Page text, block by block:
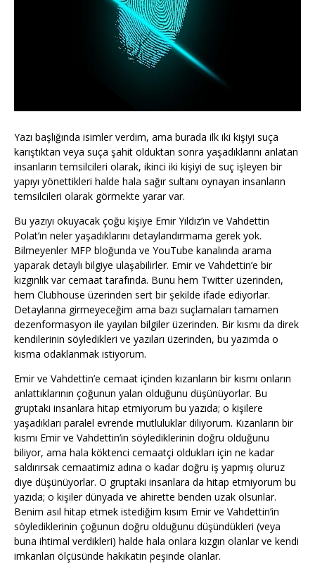
Yazı başlığında isimler verdim, ama burada ilk iki kişiyi suça
karıştıktan veya suça şahit olduktan sonra yaşadıklarını anlatan
insanların temsilcileri olarak, ikinci iki kişiyi de suç işleyen bir
yapıyı yönettikleri halde hala sağır sultanı oynayan insanların
temsilcileri olarak görmekte yarar var.
Bu yazıyı okuyacak çoğu kişiye Emir Yıldız’ın ve Vahdettin
Polat’ın neler yaşadıklarını detaylandırmama gerek yok.
Bilmeyenler MFP bloğunda ve YouTube kanalında arama
yaparak detaylı bilgiye ulaşabilirler. Emir ve Vahdettin’e bir
kızgınlık var cemaat tarafında. Bunu hem Twitter üzerinden,
hem Clubhouse üzerinden sert bir şekilde ifade ediyorlar.
Detaylarına girmeyeceğim ama bazı suçlamaları tamamen
dezenformasyon ile yayılan bilgiler üzerinden. Bir kısmı da direk
kendilerinin söyledikleri ve yazıları üzerinden, bu yazımda o
kısma odaklanmak istiyorum.
Emir ve Vahdettin’e cemaat içinden kızanların bir kısmı onların
anlattıklarının çoğunun yalan olduğunu düşünüyorlar. Bu
gruptaki insanlara hitap etmiyorum bu yazıda; o kişilere
yaşadıkları paralel evrende mutluluklar diliyorum. Kızanların bir
kısmı Emir ve Vahdettin’in söylediklerinin doğru olduğunu
biliyor, ama hala köktenci cemaatçi oldukları için ne kadar
saldırırsak cemaatimiz adına o kadar doğru iş yapmış oluruz
diye düşünüyorlar. O gruptaki insanlara da hitap etmiyorum bu
yazıda; o kişiler dünyada ve ahirette benden uzak olsunlar.
Benim asıl hitap etmek istediğim kısım Emir ve Vahdettin’in
söylediklerinin çoğunun doğru olduğunu düşündükleri (veya
buna ihtimal verdikleri) halde hala onlara kızgın olanlar ve kendi
imkanları ölçüsünde hakikatin peşinde olanlar.